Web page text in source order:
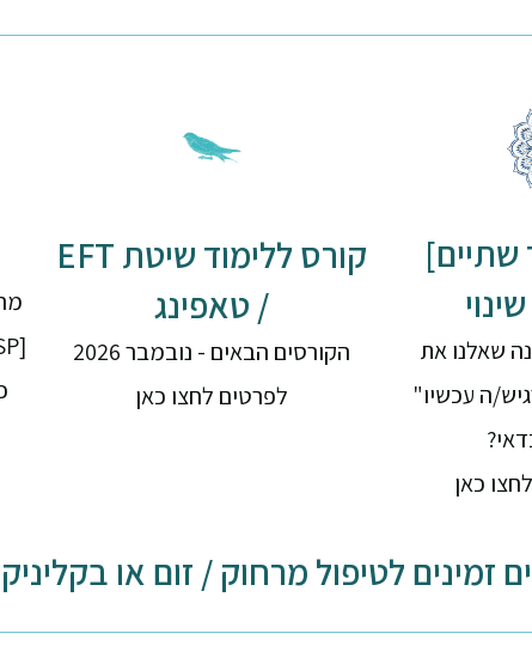
שתיים]
שאלנו את
ה עכשיו"
כאן
קורס ללימוד שיטת EFT
/ טאפינג
הקורסים הבאים - נובמבר 2026
לפרטים לחצו כאן
זמינים לטיפול מרחוק / זום או